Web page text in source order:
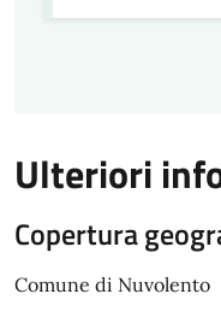
Ulteriori
Copertura
Comune di Nuvolento